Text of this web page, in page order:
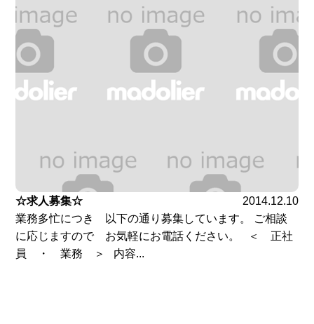
☆求人募集☆
2014.12.10
業務多忙につき 以下の通り募集しています。 ご相談
に応じますので お気軽にお電話ください。 ＜ 正社
員 ・ 業務 ＞ 内容...